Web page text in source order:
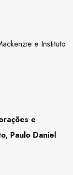
e Instituto
e
Paulo Daniel